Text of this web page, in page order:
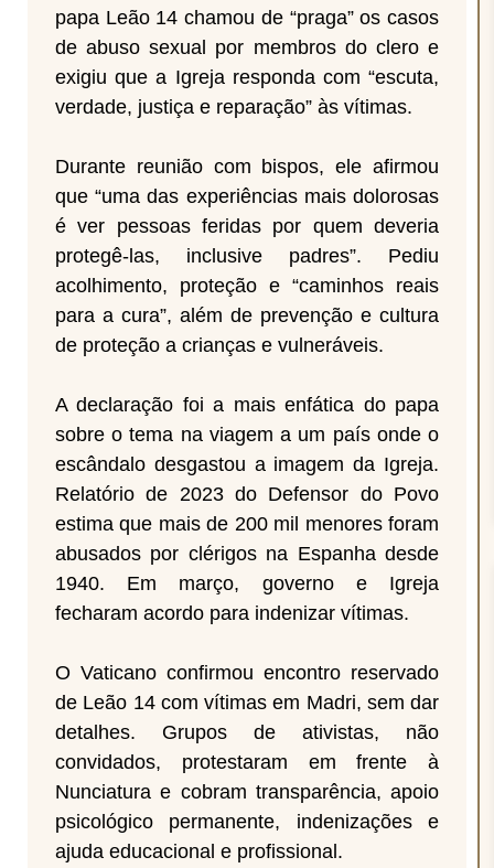
papa Leão 14 chamou de “praga” os casos
de abuso sexual por membros do clero e
exigiu que a Igreja responda com “escuta,
verdade, justiça e reparação” às vítimas.
Durante reunião com bispos, ele afirmou
que “uma das experiências mais dolorosas
é ver pessoas feridas por quem deveria
protegê-las, inclusive padres”. Pediu
acolhimento, proteção e “caminhos reais
para a cura”, além de prevenção e cultura
de proteção a crianças e vulneráveis.
A declaração foi a mais enfática do papa
sobre o tema na viagem a um país onde o
escândalo desgastou a imagem da Igreja.
Relatório de 2023 do Defensor do Povo
estima que mais de 200 mil menores foram
abusados por clérigos na Espanha desde
1940. Em março, governo e Igreja
fecharam acordo para indenizar vítimas.
O Vaticano confirmou encontro reservado
de Leão 14 com vítimas em Madri, sem dar
detalhes. Grupos de ativistas, não
convidados, protestaram em frente à
Nunciatura e cobram transparência, apoio
psicológico permanente, indenizações e
ajuda educacional e profissional.